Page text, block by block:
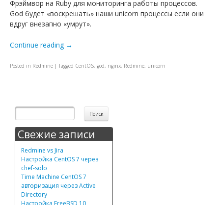
Фрэймвор на Ruby для мониторинга работы процессов.
God будет «воскрешать» наши unicorn процессы если они
вдруг внезапно «умрут».
Continue reading →
Posted in Redmine | Tagged CentOS, god, nginx, Redmine, unicorn
Свежие записи
Redmine vs Jira
Настройка CentOS 7 через
chef-solo
Time Machine CentOS 7
авторизация через Active
Directory
Настройка FreeBSD 10